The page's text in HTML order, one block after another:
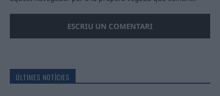
ÚLTIMES NOTÍCIES